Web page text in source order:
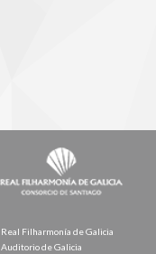
Real Filharmonía de Galicia
Auditorio de Galicia